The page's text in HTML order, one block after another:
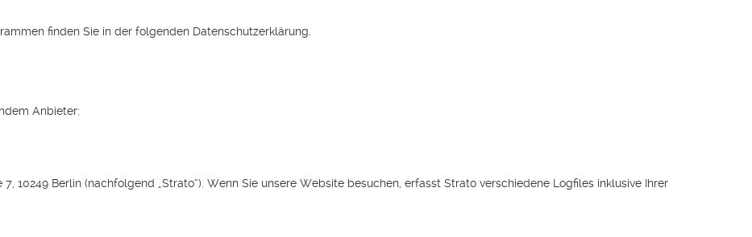
finden Sie in der folgenden Datenschutzerklärung.
Anbieter:
10249 Berlin (nachfolgend „Strato“). Wenn Sie unsere Website besuchen, erfasst Strato verschiedene Logfiles inklusive Ihrer